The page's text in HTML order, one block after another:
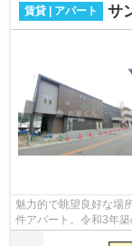
賃貸 | アパート サ
魅力的で眺望良好な場
件アパート。令和3年
好です。丁寧かつ迅速